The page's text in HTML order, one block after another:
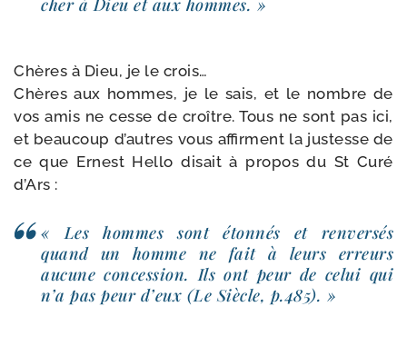
cher à Dieu et aux hommes. »
Chères à Dieu, je le crois…
Chères aux hommes, je le sais, et le nombre de
vos amis ne cesse de croître. Tous ne sont pas ici,
et beau­coup d’autres vous affirment la jus­tesse de
ce que Ernest Hello disait à pro­pos du St Curé
d’Ars :
« Les hommes sont éton­nés et ren­ver­sés
quand un homme ne fait à leurs erreurs
aucune conces­sion. Ils ont peur de celui qui
n’a pas peur d’eux (Le Siècle, p.485). »